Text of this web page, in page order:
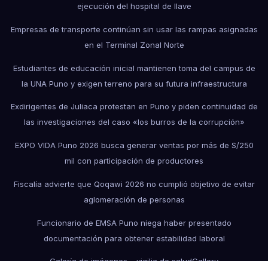
ejecución del hospital de Ilave
Empresas de transporte continúan sin usar las rampas asignadas
en el Terminal Zonal Norte
Estudiantes de educación inicial mantienen toma del campus de
la UNA Puno y exigen terreno para su futura infraestructura
Exdirigentes de Juliaca protestan en Puno y piden continuidad de
las investigaciones del caso «los burros de la corrupción»
EXPO VIDA Puno 2026 busca generar ventas por más de S/250
mil con participación de productores
Fiscalía advierte que Qoqawi 2026 no cumplió objetivo de evitar
aglomeración de personas
Funcionario de EMSA Puno niega haber presentado
documentación para obtener estabilidad laboral